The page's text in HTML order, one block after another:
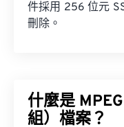
件採用 256 位元
刪除。
什麼是
組）檔案？